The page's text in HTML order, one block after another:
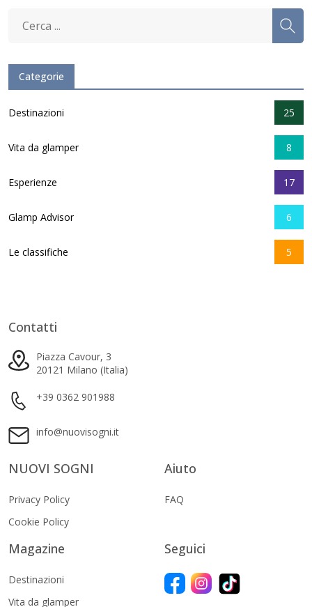
Categorie
Destinazioni 25
Vita da glamper 8
Esperienze 17
Glamp Advisor 6
Le classifiche 5
Contatti
Piazza Cavour, 3
20121 Milano (Italia)
+39 0362 901988
info@nuovisogni.it
NUOVI SOGNI
Privacy Policy
Cookie Policy
Aiuto
FAQ
Magazine
Destinazioni
Vita da glamper
Seguici